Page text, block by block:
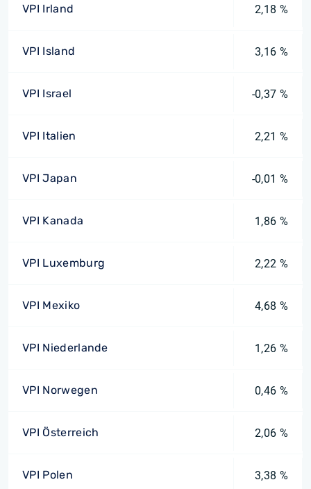
VPI Irland 2,18 %
VPI Island 3,16 %
VPI Israel -0,37 %
VPI Italien 2,21 %
VPI Japan -0,01 %
VPI Kanada 1,86 %
VPI Luxemburg 2,22 %
VPI Mexiko 4,68 %
VPI Niederlande 1,26 %
VPI Norwegen 0,46 %
VPI Österreich 2,06 %
VPI Polen 3,38 %